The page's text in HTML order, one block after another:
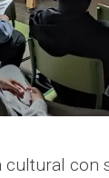
cultural con